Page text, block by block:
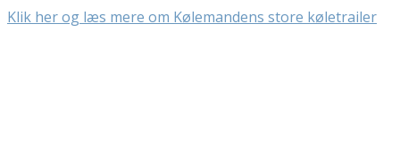
Klik her og læs mere om Kølemandens store køletrailer